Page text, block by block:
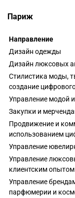
Париж
Направление
Дизайн одежды
Дизайн люксовых
Стилистика моды,
создание
Управление модой
Закупки и
Продвижение и
использованием
Управление
Управление
клиентским опытом
Управление
парфюмерии и